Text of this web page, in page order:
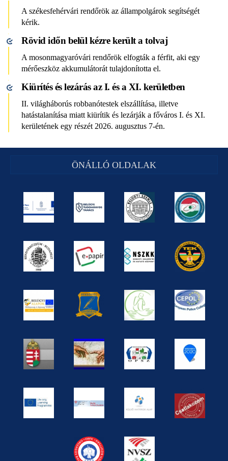
A székesfehérvári rendőrök az állampolgárok segítségét
kérik.
Rövid időn belül kézre került a tolvaj
A mosonmagyaróvári rendőrök elfogták a férfit, aki egy
mérőeszköz akkumulátorát tulajdonította el.
Kiürítés és lezárás az I. és a XI. kerületben
II. világháborús robbanótestek elszállítása, illetve
hatástalanítása miatt kiürítik és lezárják a főváros I. és XI.
kerületének egy részét 2026. augusztus 7-én.
ÖNÁLLÓ OLDALAK